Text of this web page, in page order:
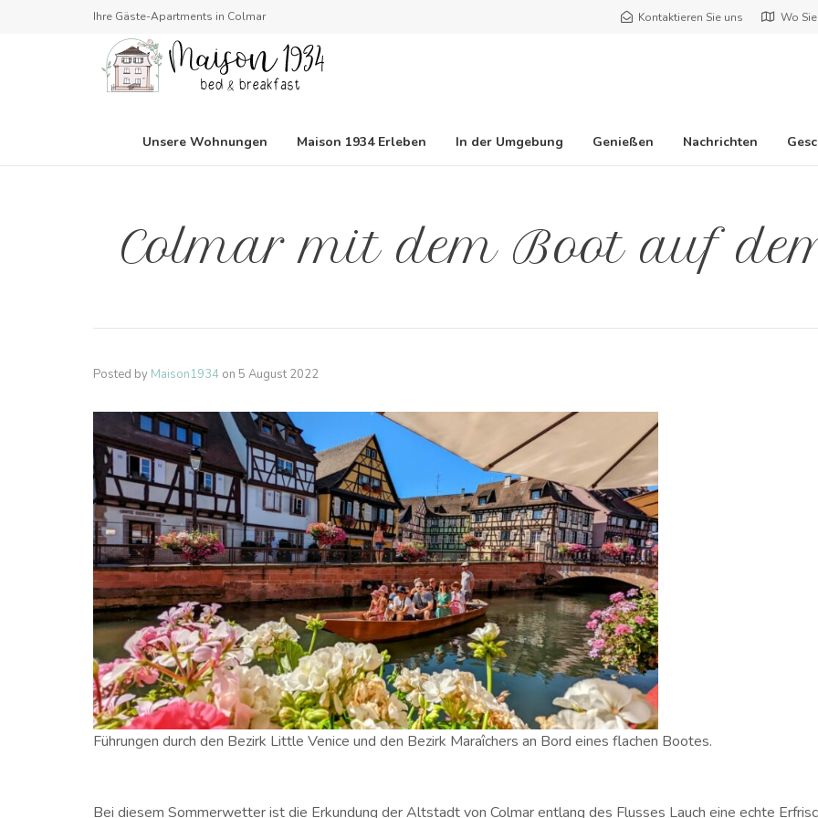
Ihre Gäste-Apartments in Colmar Kontaktieren Sie uns Wo
Unsere Wohnungen Maison 1934 Erleben In der Umgebung Genießen Nachrichten
Colmar mit dem Boot auf
Posted by Maison1934 on 5 August 2022
Führungen durch den Bezirk Little Venice und den Bezirk Maraîchers an Bord eines flachen Bootes.
Bei diesem Sommerwetter ist die Erkundung der Altstadt von Colmar entlang des Flusses Lauch eine echte